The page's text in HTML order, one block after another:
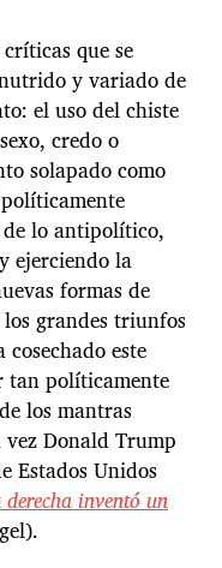
que se
y variado de
el uso del chiste
credo o
solapado como
lo antipolítico,
ejerciendo la
formas de
grandes triunfos
este
tan políticamente
los mantras
Donald Trump
Estados Unidos
inventó un